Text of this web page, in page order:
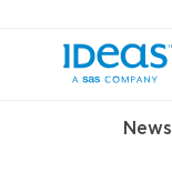
News